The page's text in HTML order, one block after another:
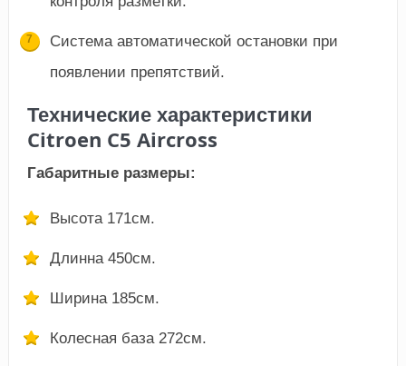
Система автоматической остановки при
появлении препятствий.
Технические характеристики
Citroen C5 Aircross
Габаритные размеры:
Высота 171см.
Длинна 450см.
Ширина 185см.
Колесная база 272см.